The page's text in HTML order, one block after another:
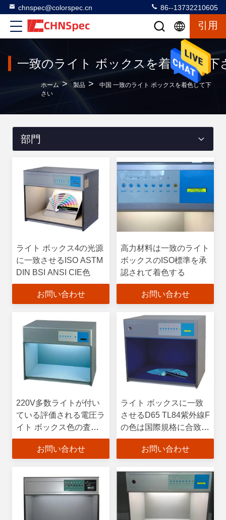
chnspec@colorspec.cn 86--13732210605
引用
一致のライト ボックスを着色して下
ホーム > 製品 >
中国 一致のライト ボックスを着色して下
さい
部門
ライト ボックス4の光源
に一致させるISO ASTM
DIN BSI ANSI CIE色
お問い合わせ
高力材料は一致のライト
ボックスのISO標準を承
認されて着色する
お問い合わせ
220V多数ライトが付い
ている評価される電圧ラ
イト ボックス色の査定
のキャビネット
お問い合わせ
ライト ボックスに一致
させるD65 TL84紫外線F
の色は国際規格に合致し
ます
お問い合わせ